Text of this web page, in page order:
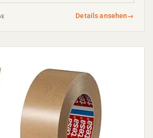
Details ansehen→